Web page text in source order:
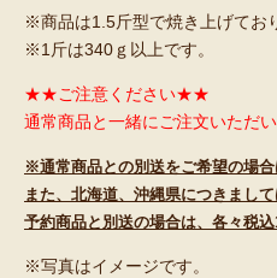
※商品は1.5斤型で焼き上げてお
※1斤は340ｇ以上です。
★★ご注意ください★★
通常商品と一緒にご注文いただ
※通常商品との別送をご希望の場
また、北海道、沖縄県につきまし
予約商品と別送の場合は、各々税込
※写真はイメージです。